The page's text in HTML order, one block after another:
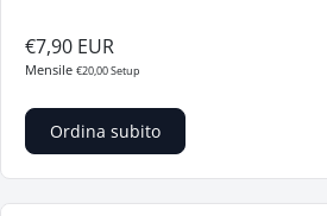
€7,90 EUR
Mensile €20,00 Setup
Ordina subito